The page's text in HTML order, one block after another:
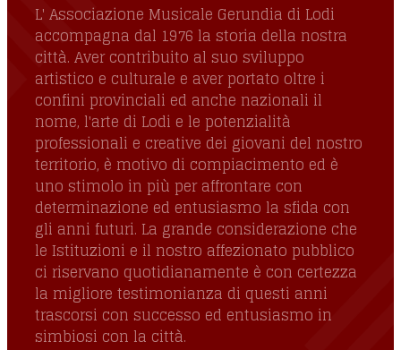
L' Associazione Musicale Gerundia di Lodi
accompagna dal 1976 la storia della nostra
città. Aver contribuito al suo sviluppo
artistico e culturale e aver portato oltre i
confini provinciali ed anche nazionali il
nome, l'arte di Lodi e le potenzialità
professionali e creative dei giovani del nostro
territorio, è motivo di compiacimento ed è
uno stimolo in più per affrontare con
determinazione ed entusiasmo la sfida con
gli anni futuri. La grande considerazione che
le Istituzioni e il nostro affezionato pubblico
ci riservano quotidianamente è con certezza
la migliore testimonianza di questi anni
trascorsi con successo ed entusiasmo in
simbiosi con la città.